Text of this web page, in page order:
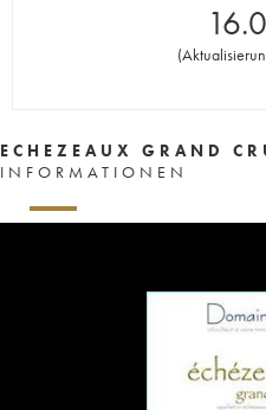
(
ECHEZEAUX GRAND
INFORMATIONEN